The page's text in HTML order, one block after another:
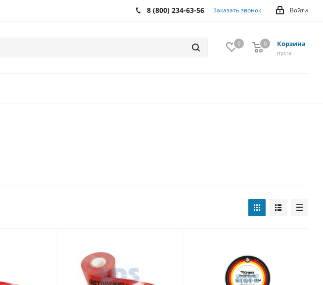
Войти
8 (800) 234-63-56 Заказать звонок
0 Корзина
0
пуста
0